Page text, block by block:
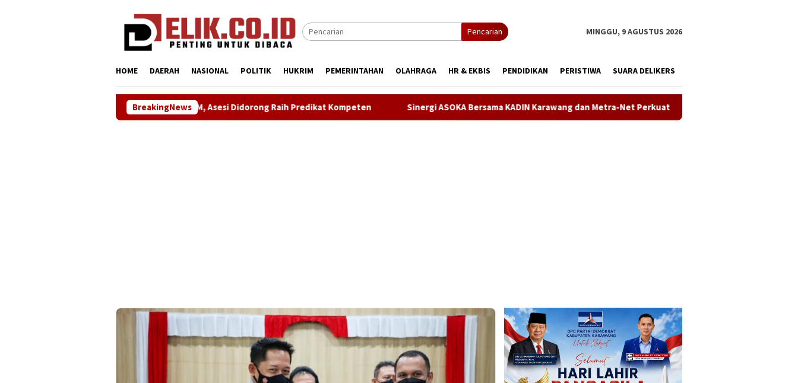
Pencarian MINGGU, 9 AGUSTUS 2026
HOME DAERAH NASIONAL POLITIK HUKRIM PEMERINTAHAN OLAHRAGA HR & EKBIS PENDIDIKAN PERISTIWA SUARA DELIKERS
BreakingNews
Manajemen SDM, Asesi Didorong Raih Predikat Kompeten Sinergi ASOKA Bersama KADIN Karawang dan Metra-Net Perkuat Kesiapan SDM Hadapi Era AI